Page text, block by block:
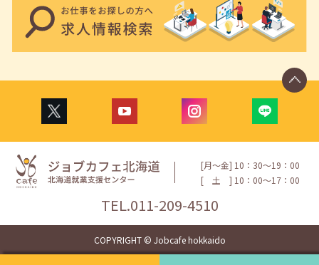
[月〜金] 10：30〜19：00
[
土 ] 10：00〜17：00
TEL.011-209-4510
COPYRIGHT © Jobcafe hokkaido